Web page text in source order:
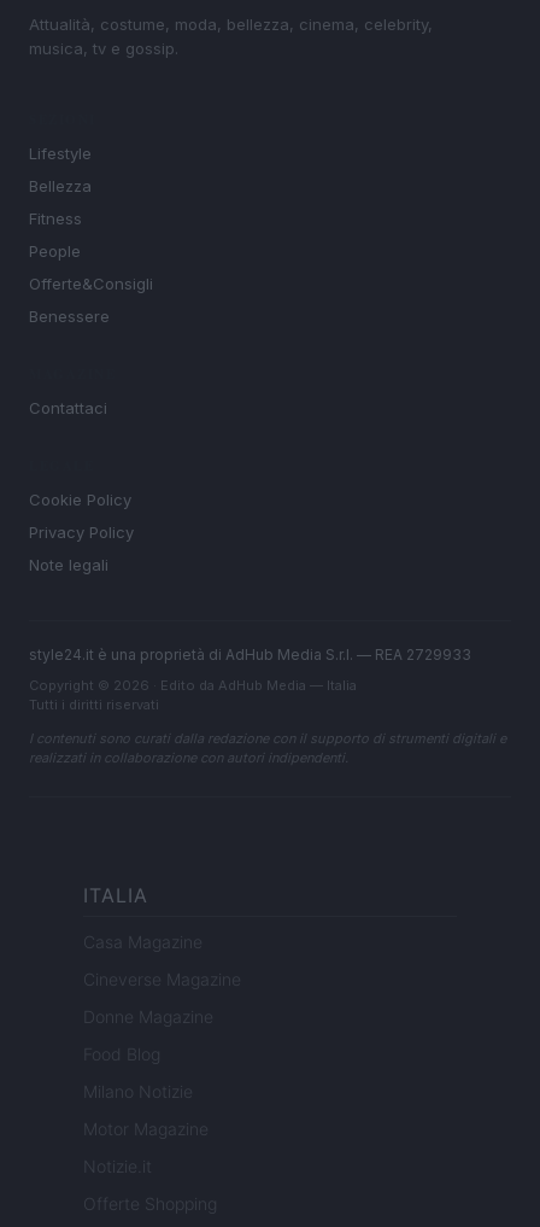
Attualità, costume, moda, bellezza, cinema, celebrity,
musica, tv e gossip.
Lifestyle
Bellezza
Fitness
People
Offerte&Consigli
Benessere
Contattaci
Cookie Policy
Privacy Policy
Note legali
style24.it è una proprietà di AdHub Media S.r.l. — REA 2729933
Copyright © 2026 · Edito da AdHub Media — Italia
Tutti i diritti riservati
I contenuti sono curati dalla redazione con il supporto di strumenti digitali e
realizzati in collaborazione con autori indipendenti.
ITALIA
Casa Magazine
Cineverse Magazine
Donne Magazine
Food Blog
Milano Notizie
Motor Magazine
Notizie.it
Offerte Shopping